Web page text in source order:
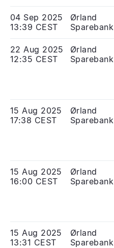
04 Sep 2025
13:39 CEST
Ørland
Sparebank
22 Aug 2025
12:35 CEST
Ørland
Sparebank
15 Aug 2025
17:38 CEST
Ørland
Sparebank
15 Aug 2025
16:00 CEST
Ørland
Sparebank
15 Aug 2025
13:31 CEST
Ørland
Sparebank